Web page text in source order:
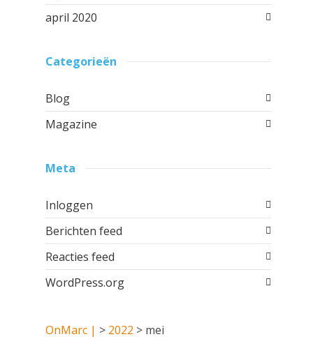
april 2020
Categorieën
Blog
Magazine
Meta
Inloggen
Berichten feed
Reacties feed
WordPress.org
OnMarc | > 2022 > mei